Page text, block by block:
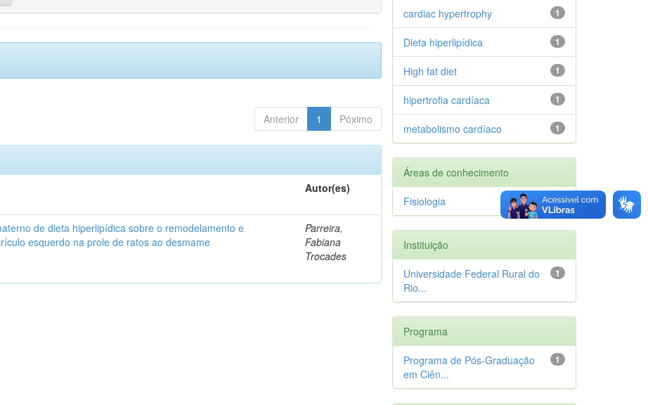
Anterior 1 Póximo
Autor(es)
de dieta hiperlipídica sobre o remodelamento e
esquerdo na prole de ratos ao desmame
Parreira,
Fabiana
Trocades
1
cardiac hypertrophy
1
Dieta hiperlipídica
1
High fat diet
1
hipertrofia cardíaca
1
metabolismo cardíaco
Áreas de conhecimento
1
Fisiologia
Instituição
1
Universidade Federal Rural do
Rio...
Programa
1
Programa de Pós-Graduação
em Ciên...